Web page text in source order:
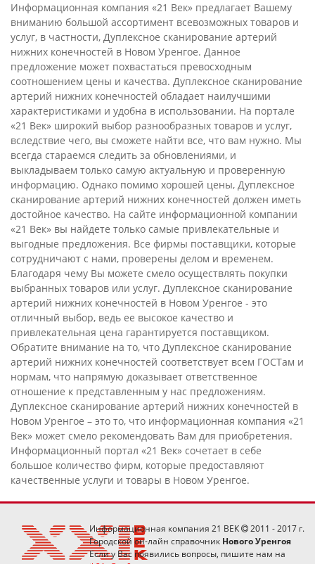
Информационная компания «21 Век» предлагает Вашему
вниманию большой ассортимент всевозможных товаров и
услуг, в частности, Дуплексное сканирование артерий
нижних конечностей в Новом Уренгое. Данное
предложение может похвастаться превосходным
соотношением цены и качества. Дуплексное сканирование
артерий нижних конечностей обладает наилучшими
характеристиками и удобна в использовании. На портале
«21 Век» широкий выбор разнообразных товаров и услуг,
вследствие чего, вы сможете найти все, что вам нужно. Мы
всегда стараемся следить за обновлениями, и
выкладываем только самую актуальную и проверенную
информацию. Однако помимо хорошей цены, Дуплексное
сканирование артерий нижних конечностей должен иметь
достойное качество. На сайте информационной компании
«21 Век» вы найдете только самые привлекательные и
выгодные предложения. Все фирмы поставщики, которые
сотрудничают с нами, проверены делом и временем.
Благодаря чему Вы можете смело осуществлять покупки
выбранных товаров или услуг. Дуплексное сканирование
артерий нижних конечностей в Новом Уренгое - это
отличный выбор, ведь ее высокое качество и
привлекательная цена гарантируется поставщиком.
Обратите внимание на то, что Дуплексное сканирование
артерий нижних конечностей соответствует всем ГОСТам и
нормам, что напрямую доказывает ответственное
отношение к представленным у нас предложениям.
Дуплексное сканирование артерий нижних конечностей в
Новом Уренгое – это то, что информационная компания «21
Век» может смело рекомендовать Вам для приобретения.
Информационный портал «21 Век» сочетает в себе
большое количество фирм, которые предоставляют
качественные услуги и товары в Новом Уренгое.
Информационная компания 21 ВЕК
2011 - 2017 г.
Городской он-лайн справочник Нового Уренгоя
Если у Вас появились вопросы, пишите нам на